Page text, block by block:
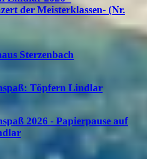
der Meisterklassen- (Nr.
Sterzenbach
Töpfern Lindlar
2026 - Papierpause auf